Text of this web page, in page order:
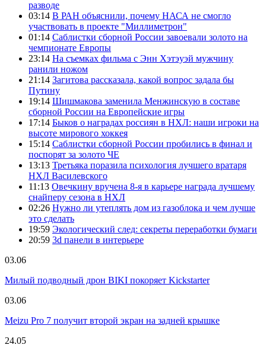
разводе
03:14 В РАН объяснили, почему НАСА не смогло
участвовать в проекте "Миллиметрон"
01:14 Саблистки сборной России завоевали золото на
чемпионате Европы
23:14 На съемках фильма с Энн Хэтэуэй мужчину
ранили ножом
21:14 Загитова рассказала, какой вопрос задала бы
Путину
19:14 Шишмакова заменила Менжинскую в составе
сборной России на Европейские игры
17:14 Быков о наградах россиян в НХЛ: наши игроки на
высоте мирового хоккея
15:14 Саблистки сборной России пробились в финал и
поспорят за золото ЧЕ
13:13 Третьяка поразила психология лучшего вратаря
НХЛ Василевского
11:13 Овечкину вручена 8-я в карьере награда лучшему
снайперу сезона в НХЛ
02:26 Нужно ли утеплять дом из газоблока и чем лучше
это сделать
19:59 Экологический след: секреты переработки бумаги
20:59 3d панели в интерьере
03.06
Милый подводный дрон BIKI покоряет Kickstarter
03.06
Meizu Pro 7 получит второй экран на задней крышке
24.05